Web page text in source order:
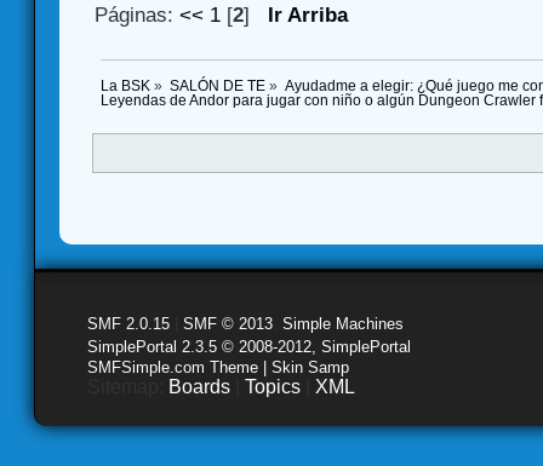
Páginas:<< 1 [2] Ir Arriba
La BSK » SALÓN DE TE» Ayudadme a elegir: ¿Qué juego me
Leyendas de Andor para jugar con niño o algún Dungeon Crawler
SMF 2.0.15 SMF © 2013 Simple Machines
SimplePortal 2.3.5 © 2008-2012, SimplePortal
SMFSimple.com Theme | Skin Samp
Boards Topics XML